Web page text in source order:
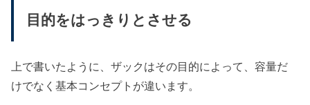
目的をはっきりとさせる
上で書いたように、ザックはその目的によって、容量だ
けでなく基本コンセプトが違います。